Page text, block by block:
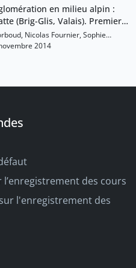
en milieu alpin :
(Brig-Glis, Valais). Premier
(Hallstatt), vers 650 av. J.-C.
Nicolas Fournier, Sophie
2014
des cours
l'enregistrement des